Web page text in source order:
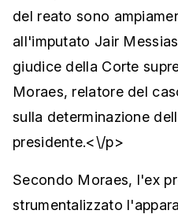
del reato sono
all'imputato Jair
giudice della Corte
Moraes, relatore del
sulla determinazione
presidente.<\/p>
Secondo Moraes, l'ex
strumentalizzato